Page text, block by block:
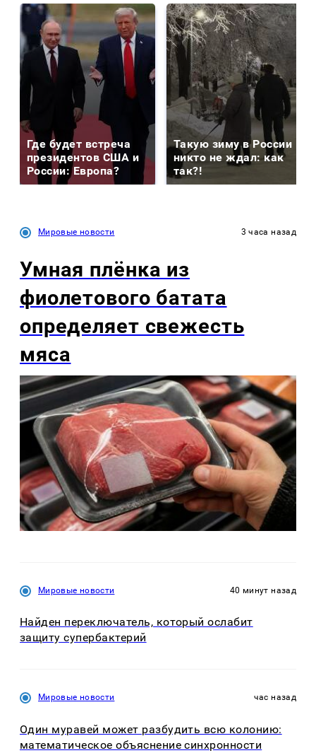
Где будет встреча
президентов США и
России: Европа?
Такую зиму в России
никто не ждал: как
так?!
Мировые новости 3 часа назад
Умная плёнка из
фиолетового батата
определяет свежесть
мяса
Мировые новости 40 минут назад
Найден переключатель, который ослабит
защиту супербактерий
Мировые новости час назад
Один муравей может разбудить всю колонию:
математическое объяснение синхронности